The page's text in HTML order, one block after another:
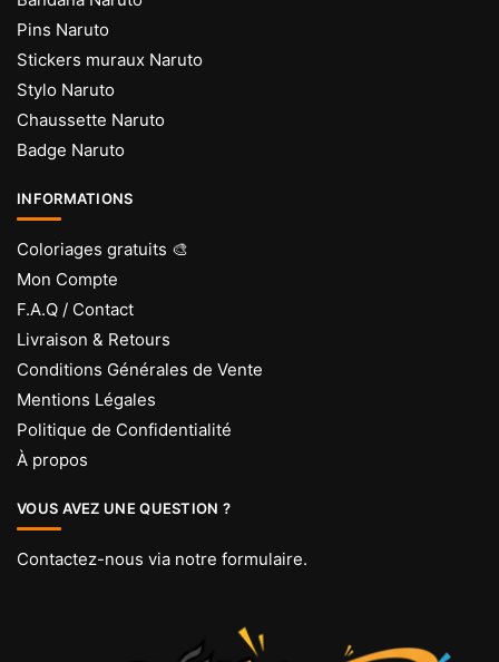
Pins Naruto
Stickers muraux Naruto
Stylo Naruto
Chaussette Naruto
Badge Naruto
INFORMATIONS
Coloriages gratuits 🎨
Mon Compte
F.A.Q / Contact
Livraison & Retours
Conditions Générales de Vente
Mentions Légales
Politique de Confidentialité
À propos
VOUS AVEZ UNE QUESTION ?
Contactez-nous via notre formulaire.